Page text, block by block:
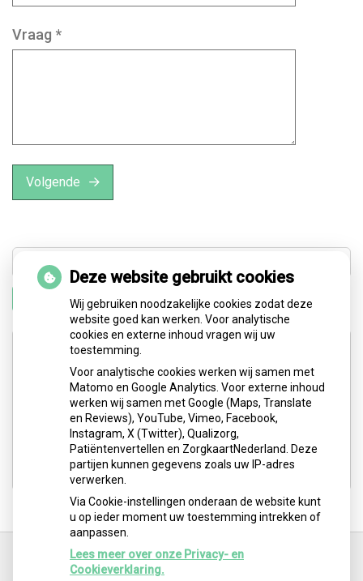
Vraag *
Volgende
Zoeken
Adresgegevens
Medisch Centrum Schiepark: Abtsweg 2
3042 GD Rotterdam
06-5251 1550
logo.barbara@gmail.com
Deze website gebruikt cookies
Wij gebruiken noodzakelijke cookies zodat deze
website goed kan werken. Voor analytische
cookies en externe inhoud vragen wij uw
toestemming.
Voor analytische cookies werken wij samen met
Matomo en Google Analytics. Voor externe inhoud
werken wij samen met Google (Maps, Translate
en Reviews), YouTube, Vimeo, Facebook,
Instagram, X (Twitter), Qualizorg,
Patiëntenvertellen en ZorgkaartNederland. Deze
partijen kunnen gegevens zoals uw IP-adres
verwerken.
Via Cookie-instellingen onderaan de website kunt
u op ieder moment uw toestemming intrekken of
aanpassen.
Lees meer over onze Privacy- en
Cookieverklaring.